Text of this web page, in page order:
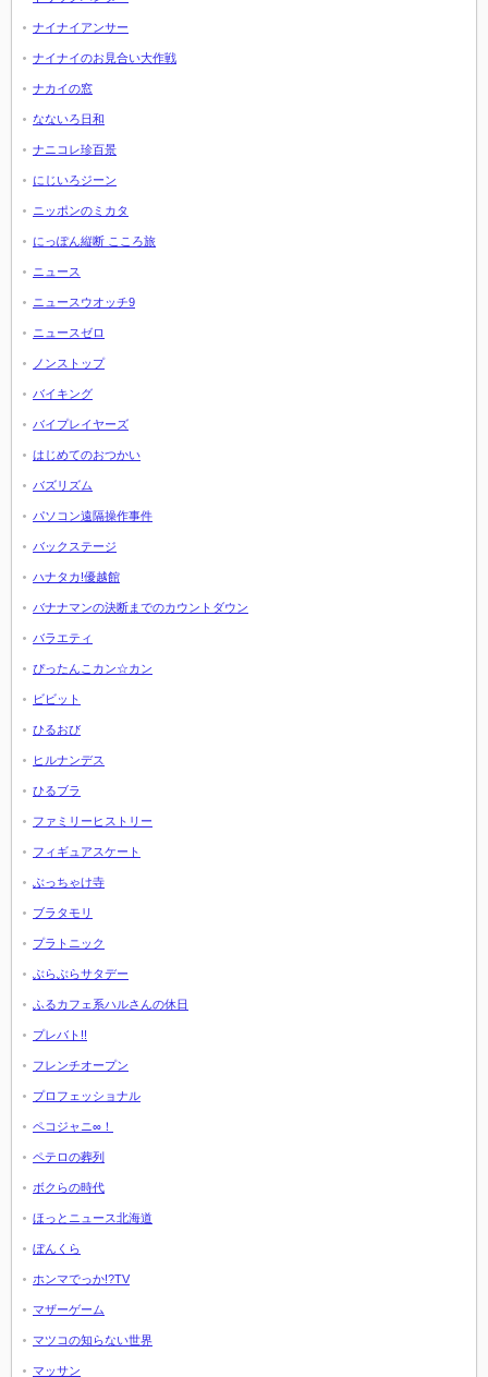
ナイナイアンサー
ナイナイのお見合い大作戦
ナカイの窓
なないろ日和
ナニコレ珍百景
にじいろジーン
ニッポンのミカタ
にっぽん縦断 こころ旅
ニュース
ニュースウオッチ9
ニュースゼロ
ノンストップ
バイキング
バイプレイヤーズ
はじめてのおつかい
バズリズム
パソコン遠隔操作事件
バックステージ
ハナタカ!優越館
バナナマンの決断までのカウントダウン
バラエティ
ぴったんこカン☆カン
ビビット
ひるおび
ヒルナンデス
ひるブラ
ファミリーヒストリー
フィギュアスケート
ぶっちゃけ寺
ブラタモリ
プラトニック
ぶらぶらサタデー
ふるカフェ系ハルさんの休日
プレバト!!
フレンチオープン
プロフェッショナル
ペコジャニ∞！
ペテロの葬列
ボクらの時代
ほっとニュース北海道
ぼんくら
ホンマでっか!?TV
マザーゲーム
マツコの知らない世界
マッサン